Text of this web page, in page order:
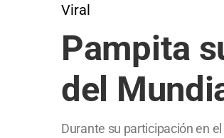
Viral
Pampita
del
Durante su participación en